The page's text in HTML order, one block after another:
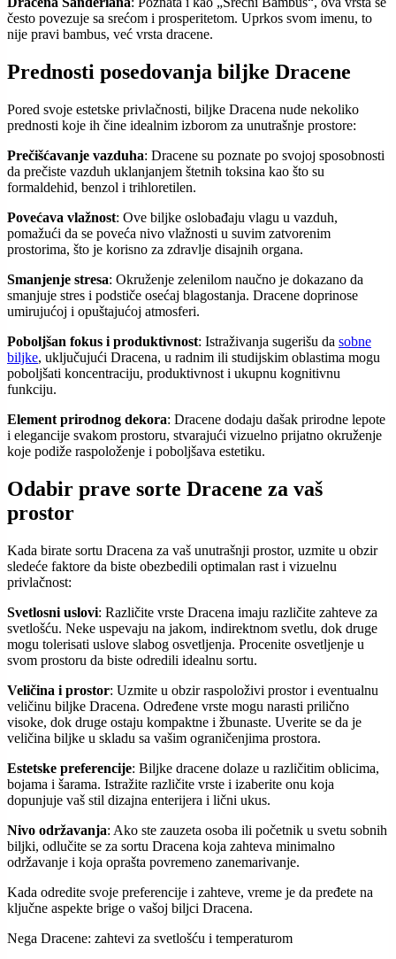
često povezuje sa srećom i prosperitetom. Uprkos svom imenu, to
nije pravi bambus, već vrsta dracene.
Prednosti posedovanja biljke Dracene
Pored svoje estetske privlačnosti, biljke Dracena nude nekoliko
prednosti koje ih čine idealnim izborom za unutrašnje prostore:
Prečišćavanje vazduha: Dracene su poznate po svojoj sposobnosti
da prečiste vazduh uklanjanjem štetnih toksina kao što su
formaldehid, benzol i trihloretilen.
Povećava vlažnost: Ove biljke oslobađaju vlagu u vazduh,
pomažući da se poveća nivo vlažnosti u suvim zatvorenim
prostorima, što je korisno za zdravlje disajnih organa.
Smanjenje stresa: Okruženje zelenilom naučno je dokazano da
smanjuje stres i podstiče osećaj blagostanja. Dracene doprinose
umirujućoj i opuštajućoj atmosferi.
Poboljšan fokus i produktivnost: Istraživanja sugerišu da sobne
biljke, uključujući Dracena, u radnim ili studijskim oblastima mogu
poboljšati koncentraciju, produktivnost i ukupnu kognitivnu
funkciju.
Element prirodnog dekora: Dracene dodaju dašak prirodne lepote
i elegancije svakom prostoru, stvarajući vizuelno prijatno okruženje
koje podiže raspoloženje i poboljšava estetiku.
Odabir prave sorte Dracene za vaš
prostor
Kada birate sortu Dracena za vaš unutrašnji prostor, uzmite u obzir
sledeće faktore da biste obezbedili optimalan rast i vizuelnu
privlačnost:
Svetlosni uslovi: Različite vrste Dracena imaju različite zahteve za
svetlošću. Neke uspevaju na jakom, indirektnom svetlu, dok druge
mogu tolerisati uslove slabog osvetljenja. Procenite osvetljenje u
svom prostoru da biste odredili idealnu sortu.
Veličina i prostor: Uzmite u obzir raspoloživi prostor i eventualnu
veličinu biljke Dracena. Određene vrste mogu narasti prilično
visoke, dok druge ostaju kompaktne i žbunaste. Uverite se da je
veličina biljke u skladu sa vašim ograničenjima prostora.
Estetske preferencije: Biljke dracene dolaze u različitim oblicima,
bojama i šarama. Istražite različite vrste i izaberite onu koja
dopunjuje vaš stil dizajna enterijera i lični ukus.
Nivo održavanja: Ako ste zauzeta osoba ili početnik u svetu sobnih
biljki, odlučite se za sortu Dracena koja zahteva minimalno
održavanje i koja oprašta povremeno zanemarivanje.
Kada odredite svoje preferencije i zahteve, vreme je da pređete na
ključne aspekte brige o vašoj biljci Dracena.
Nega Dracene: zahtevi za svetlošću i temperaturom